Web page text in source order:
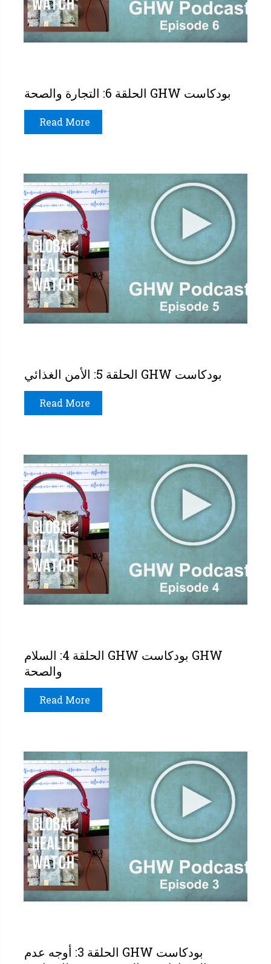
بودكاست GHW الحلقة 6: التجارة والصحة
Read More
بودكاست GHW الحلقة 5: الأمن الغذائي
Read More
GHW بودكاست GHW الحلقة 4: السلام
والصحة
Read More
بودكاست GHW الحلقة 3: أوجه عدم